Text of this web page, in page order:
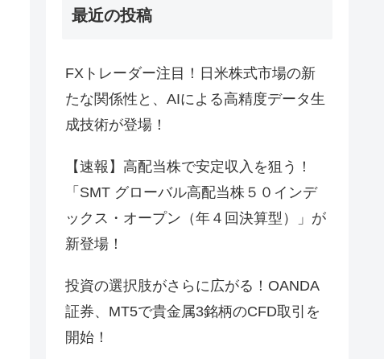
最近の投稿
FXトレーダー注目！日米株式市場の新
たな関係性と、AIによる高精度データ生
成技術が登場！
【速報】高配当株で安定収入を狙う！
「SMT グローバル高配当株５０インデ
ックス・オープン（年４回決算型）」が
新登場！
投資の選択肢がさらに広がる！OANDA
証券、MT5で貴金属3銘柄のCFD取引を
開始！